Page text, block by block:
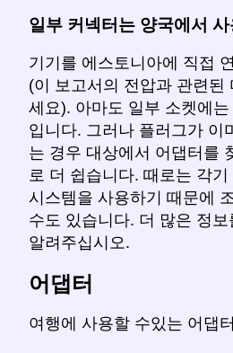
일부 커넥터는 양국에서
기기를 에스토니아에 직접
(이 보고서의 전압과 관련된
세요). 아마도 일부 소켓에
입니다. 그러나 플러그가 이
는 경우 대상에서 어댑터를
로 더 쉽습니다. 때로는 각
시스템을 사용하기 때문에
수도 있습니다. 더 많은 정보
알려주십시오.
어댑터
여행에 사용할 수있는 어댑